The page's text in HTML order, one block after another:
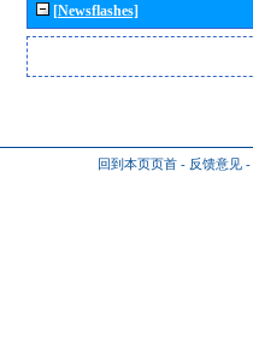
[Newsflashes]
回到本页页首 - 反馈意见 -